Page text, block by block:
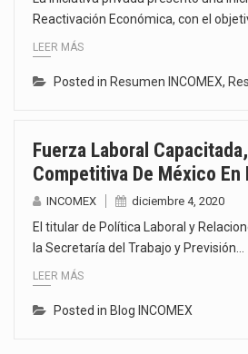
Reactivación Económica, con el
LEER MÁS
Posted in Resumen INCOMEX,
Fuerza Laboral
Competitiva De México En
INCOMEX diciembre 4, 2020
El titular de Política Laboral y
la Secretaría del Trabajo y Previsión…
LEER MÁS
Posted in Blog INCOMEX